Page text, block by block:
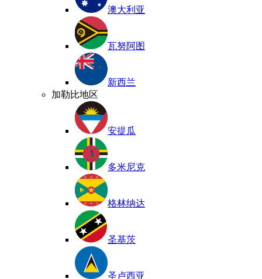
澳大利亚
瓦努阿图
新西兰
加勒比地区
安提瓜
多米尼克
格林纳达
圣基茨
圣卢西亚